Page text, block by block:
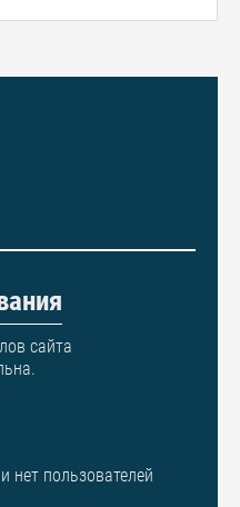
сайта
нет пользователей